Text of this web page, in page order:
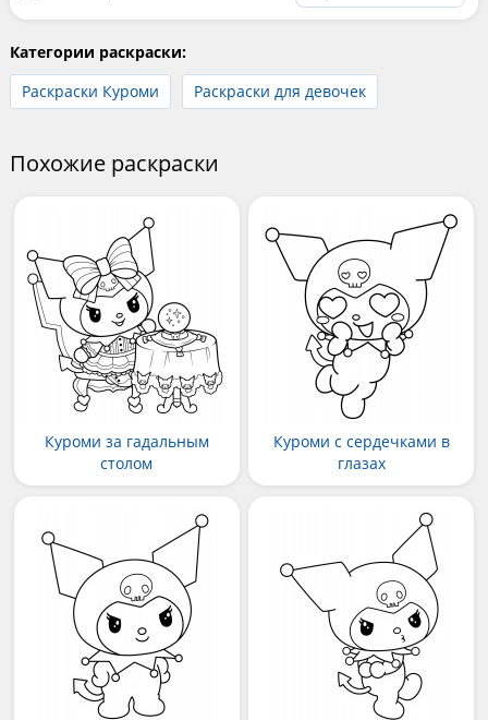
Категории раскраски:
Раскраски Куроми
Раскраски для девочек
Похожие раскраски
Куроми за гадальным
столом
Куроми с сердечками в
глазах